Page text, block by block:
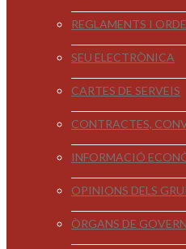
REGLAMENTS I
SEU ELECTRÒNICA
CARTES DE SERVEIS
CONTRACTES,
INFORMACIÓ
OPINIONS DELS
ÒRGANS DE GOVERN